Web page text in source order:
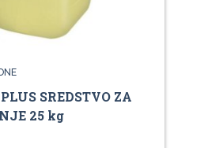
SREDSTVO ZA
25 kg